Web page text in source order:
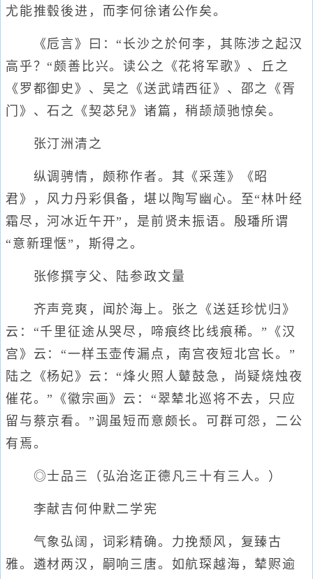
尤能推毂後进，而李何徐诸公作矣。
《卮言》曰：“长沙之於何李，其陈涉之起汉
高乎？“颇善比兴。读公之《花将军歌》、丘之
《罗都御史》、吴之《送武靖西征》、邵之《胥
门》、石之《契苾兒》诸篇，稍颉颃驰惊矣。
张汀洲清之
纵调骋情，颇称作者。其《采莲》《昭
君》，风力丹彩俱备，堪以陶写幽心。至“林叶经
霜尽，河冰近午开”，是前贤未振语。殷璠所谓
“意新理惬”，斯得之。
张修撰亨父、陆参政文量
齐声竞爽，闻於海上。张之《送廷珍忧归》
云：“千里征途从哭尽，啼痕终比线痕稀。”《汉
宫》云：“一样玉壶传漏点，南宫夜短北宫长。”
陆之《杨妃》云：“烽火照人鼙鼓急，尚疑烧烛夜
催花。”《徽宗画》云：“翠辇北巡将不去，只应
留与蔡京看。”调虽短而意颇长。可群可怨，二公
有焉。
◎士品三（弘治迄正德凡三十有三人。）
李献吉何仲默二学宪
气象弘阔，词彩精确。力挽颓风，复臻古
雅。遴材两汉，嗣响三唐。如航琛越海，辇赆逾